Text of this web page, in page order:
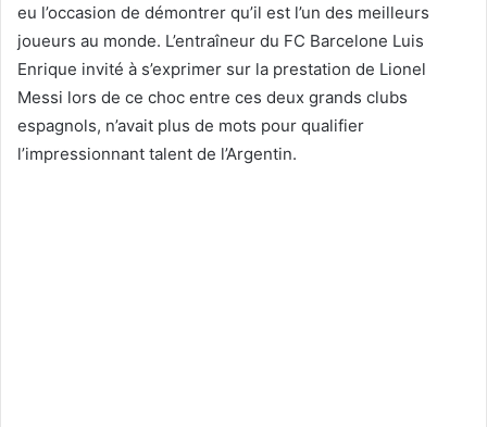
eu l’occasion de démontrer qu’il est l’un des meilleurs
joueurs au monde. L’entraîneur du FC Barcelone Luis
Enrique invité à s’exprimer sur la prestation de Lionel
Messi lors de ce choc entre ces deux grands clubs
espagnols, n’avait plus de mots pour qualifier
l’impressionnant talent de l’Argentin.